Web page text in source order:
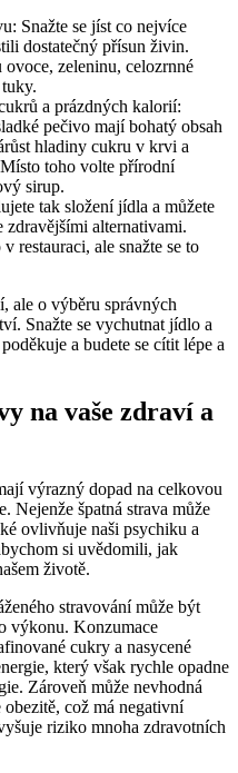
Snažte se jíst co nejvíce
dostatečný přísun živin.
zeleninu, celozrnné
a prázdných kalorií:
pečivo mají bohatý obsah
hladiny cukru v krvi a
toho volte přírodní
sirup.
tak složení jídla a můžete
zdravějšími alternativami.
restauraci, ale snažte se to
ale o výběru správných
Snažte se vychutnat jídlo a
a budete se cítit lépe a
na vaše zdraví a
výrazný dopad na celkovou
Nejenže špatná strava může
ovlivňuje naši psychiku a
si uvědomili, jak
životě.
stravování může být
výkonu. Konzumace
cukry a nasycené
který však rychle opadne
Zároveň může nevhodná
což má negativní
riziko mnoha zdravotních